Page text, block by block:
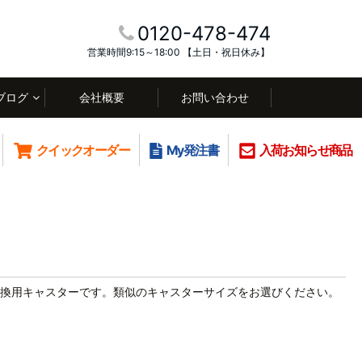
0120-478-474
営業時間9:15～18:00 【土日・祝日休み】
ログ 会社概要 お問い合わせ
クイックオーダー My発注書 入荷お知らせ商品
用キャスターです。類似のキャスターサイズをお選びください。